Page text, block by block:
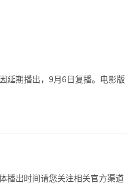
延期播出，9月6日复播。电影版
播出时间请您关注相关官方渠道